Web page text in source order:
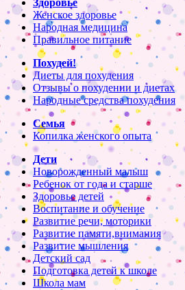
Здоровье
Женское здоровье
Народная медицина
Правильное питание
Похудей!
Диеты для похудения
Отзывы о похудении и диетах
Народные средства похудения
Семья
Копилка женского опыта
Дети
Новорожденный малыш
Ребенок от года и старше
Здоровье детей
Воспитание и обучение
Развитие речи, моторики
Развитие памяти,внимания
Развитие мышления
Детский сад
Подготовка детей к школе
Школа мам